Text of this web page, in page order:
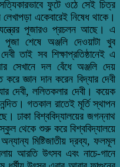
ফুটে ওঠে সেই চিত্র
একেবারেই নিষেধ থাকে।
পূজারও প্রচলন আছে। এ
শেষে অঞ্জলি দেওয়াটা খুব
তাই সব শিক্ষাপ্রতিষ্ঠানেই এ
দল বেঁধে অঞ্জলি দেয়
করে জ্ঞান দান করেন বিদ্যার দেবী
দেবী, ললিতকলার দেবী। কয়েক
গতকাল রাতেই মূর্তি স্থাপন
ঢাকা বিশ্ববিদ্যালয়ের জগন্নাথ
স্কুল থেকে শুরু করে বিশ্ববিদ্যালয়ে
মিষ্টিজাতীয় দ্রব্য, ফলমূল
আরতি উৎসব এবং নাচে-গানে